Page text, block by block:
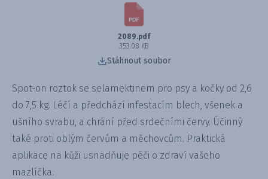
2089.pdf
353.08 KB
Stáhnout soubor
Spot-on roztok se selamektinem pro psy a kočky od 2,6
do 7,5 kg. Léčí a předchází infestacím blech, všenek a
ušního svrabu, a chrání před srdečními červy. Účinný
také proti oblým červům a měchovcům. Praktická
aplikace na kůži usnadňuje péči o zdraví vašeho
mazlíčka.